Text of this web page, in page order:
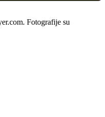
Fotografije su